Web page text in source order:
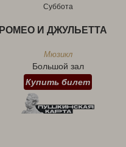
Суббота
РОМЕО И ДЖУЛЬЕТТА
Мюзикл
Большой зал
Купить билет